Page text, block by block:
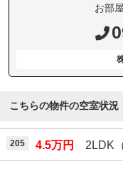
お部
こちらの物件の空室状況
205 4.5万円 2LDK